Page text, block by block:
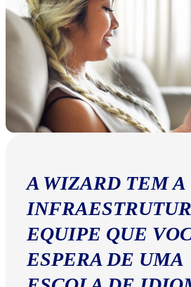
A WIZARD TEM A
EQUIPE QUE
ESPERA DE UMA